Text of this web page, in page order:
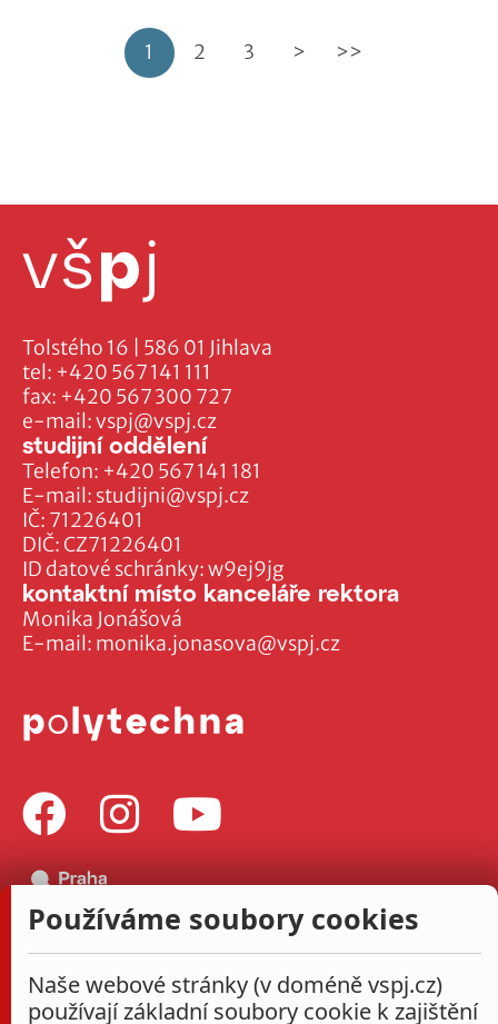
tematicky zaměřená výstava výtvarných
prací. Konference je bezplatná a je třeba se
1 2 3 > >>
Tolstého 16 | 586 01 Jihlava
tel: +420 567 141 111
fax: +420 567 300 727
e-mail:vspj@vspj.cz
IČ: 71226401
DIČ: CZ71226401
ID datové schránky: w9ej9jg
studijní oddělení
Telefon: +420 567 141 181
E-mail: studijni@vspj.cz
kontaktní místo kanceláře rektora
Monika Jonášová
E-mail: monika.jonasova@vspj.cz
Používáme soubory cookies
Naše webové stránky (v doméně vspj.cz)
používají základní soubory cookie k zajištění